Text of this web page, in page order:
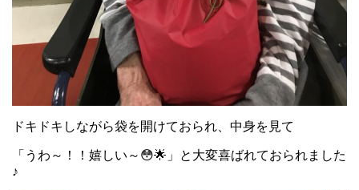
ドキドキしながら袋を開けておられ、中身を見て
「うわ～！！嬉しい～😳🌟」と大変喜ばれておられました
♪